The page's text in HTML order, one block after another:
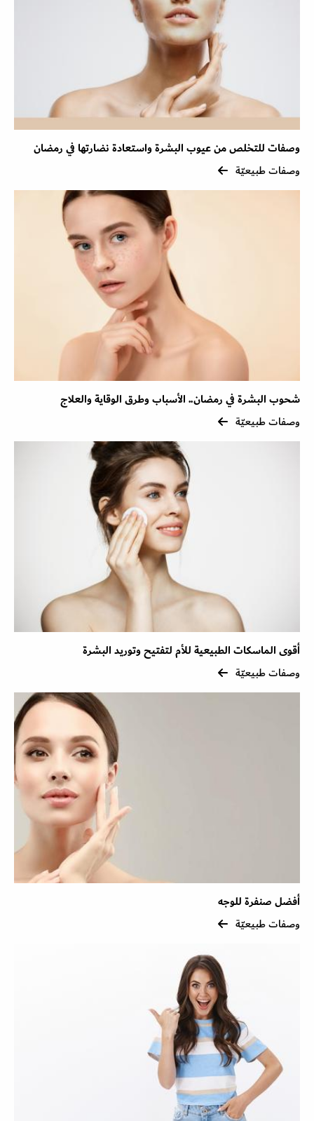
وصفات للتخلص من عيوب البشرة واستعادة نضارتها في رمضان
وصفات طبيعيّة
شحوب البشرة في رمضان.. الأسباب وطرق الوقاية والعلاج
وصفات طبيعيّة
أقوى الماسكات الطبيعية للأم لتفتيح وتوريد البشرة
وصفات طبيعيّة
أفضل صنفرة للوجه
وصفات طبيعيّة